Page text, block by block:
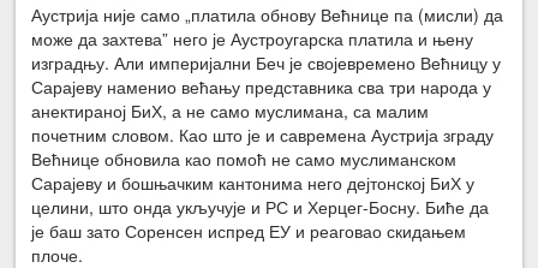
Аустрија није само „платила обнову Већнице па (мисли) да
може да захтева” него је Аустроугарска платила и њену
изградњу. Али империјални Беч је својевремено Већницу у
Сарајеву наменио већању представника сва три народа у
анектираној БиХ, а не само муслимана, са малим
почетним словом. Као што је и савремена Аустрија зграду
Већнице обновила као помоћ не само муслиманском
Сарајеву и бошњачким кантонима него дејтонској БиХ у
целини, што онда укључује и РС и Херцег-Босну. Биће да
је баш зато Соренсен испред ЕУ и реаговао скидањем
плоче.